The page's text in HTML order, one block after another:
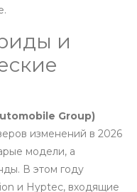
и
Group)
изменений в 2026
модели, а
В этом году
и Hyptec, входящие